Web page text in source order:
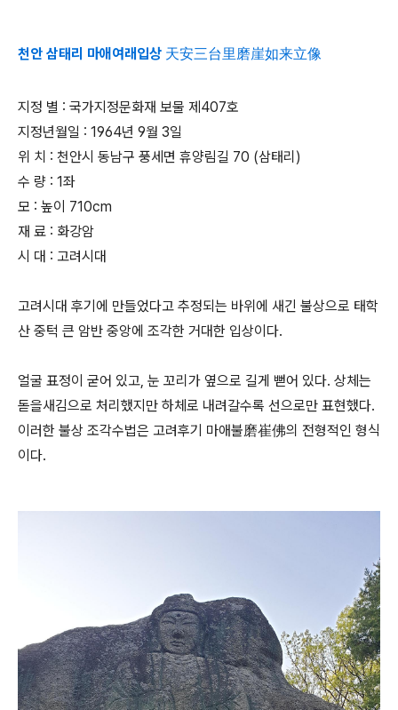
천안 삼태리 마애여래입상 天安三台里磨崖如来立像
지정 별 : 국가지정문화재 보물 제407호
지정년월일 : 1964년 9월 3일
위 치 : 천안시 동남구 풍세면 휴양림길 70 (삼태리)
수 량 : 1좌
모 : 높이 710cm
재 료 : 화강암
시 대 : 고려시대
고려시대 후기에 만들었다고 추정되는 바위에 새긴 불상으로 태학
산 중턱 큰 암반 중앙에 조각한 거대한 입상이다.
얼굴 표정이 굳어 있고, 눈 꼬리가 옆으로 길게 뻗어 있다. 상체는
돋을새김으로 처리했지만 하체로 내려갈수록 선으로만 표현했다.
이러한 불상 조각수법은 고려후기 마애불磨崔佛의 전형적인 형식
이다.